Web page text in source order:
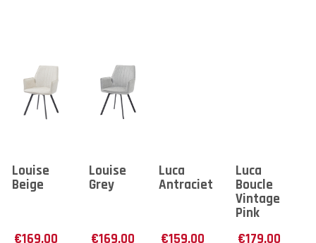
Louise
Beige
€169,00
Louise
Grey
€169,00
Luca
Antraciet
€159,00
Luca
Boucle
Vintage
Pink
€179,00